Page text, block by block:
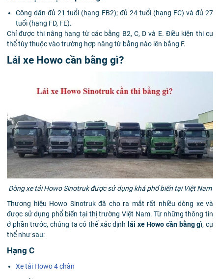
Công dân đủ 21 tuổi (hạng FB2); đủ 24 tuổi (hạng FC) và đủ 27
tuổi (hạng FD, FE).
Chỉ được thi nâng hạng từ các bằng B2, C, D và E. Điều kiện thi cụ
thể tùy thuộc vào trường hợp nâng từ bằng nào lên bằng F.
Lái xe Howo cần bằng gì?
Dòng xe tải Howo Sinotruk được sử dụng khá phổ biến tại Việt Nam
Thương hiệu Howo Sinotruk đã cho ra mắt rất nhiều dòng xe và
được sử dụng phổ biến tại thị trường Việt Nam. Từ những thông tin
ở phần trước, chúng ta có thể xác định lái xe Howo cần bằng gì, cụ
thể như sau:
Hạng C
Xe tải Howo 4 chân